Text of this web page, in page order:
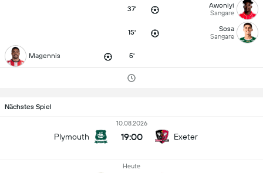
37' Awoniyi
Sangare
15' Sosa
Sangare
Magennis 5'
Nächstes Spiel
Plymouth
10.08.2026
19:00 Exeter
Heute